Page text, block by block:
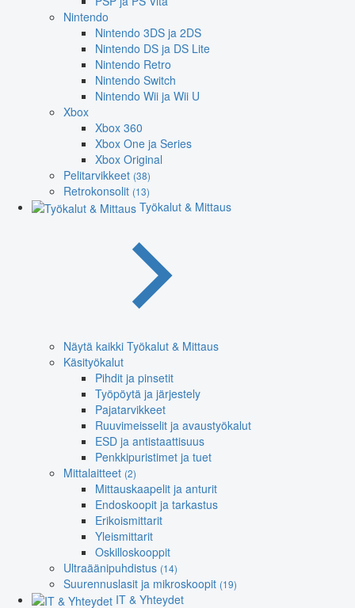
Nintendo
Nintendo 3DS ja 2DS
Nintendo DS ja DS Lite
Nintendo Retro
Nintendo Switch
Nintendo Wii ja Wii U
Xbox
Xbox 360
Xbox One ja Series
Xbox Original
Pelitarvikkeet (38)
Retrokonsolit (13)
Työkalut & Mittaus
Näytä kaikki Työkalut & Mittaus
Käsityökalut
Pihdit ja pinsetit
Työpöytä ja järjestely
Pajatarvikkeet
Ruuvimeisselit ja avaustyökalut
ESD ja antistaattisuus
Penkkipuristimet ja tuet
Mittalaitteet (2)
Mittauskaapelit ja anturit
Endoskoopit ja tarkastus
Erikoismittarit
Yleismittarit
Oskilloskooppit
Ultraäänipuhdistus (14)
Suurennuslasit ja mikroskoopit (19)
IT & Yhteydet